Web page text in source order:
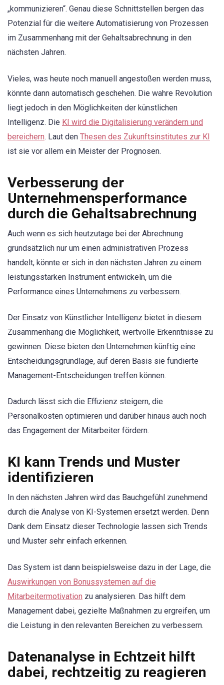
„kommunizieren“. Genau diese Schnittstellen bergen das
Potenzial für die weitere Automatisierung von Prozessen
im Zusammenhang mit der Gehaltsabrechnung in den
nächsten Jahren.
Vieles, was heute noch manuell angestoßen werden muss,
könnte dann automatisch geschehen. Die wahre Revolution
liegt jedoch in den Möglichkeiten der künstlichen
Intelligenz. Die KI wird die Digitalisierung verändern und
bereichern. Laut den Thesen des Zukunftsinstitutes zur KI
ist sie vor allem ein Meister der Prognosen.
Verbesserung der
Unternehmensperformance
durch die Gehaltsabrechnung
Auch wenn es sich heutzutage bei der Abrechnung
grundsätzlich nur um einen administrativen Prozess
handelt, könnte er sich in den nächsten Jahren zu einem
leistungsstarken Instrument entwickeln, um die
Performance eines Unternehmens zu verbessern.
Der Einsatz von Künstlicher Intelligenz bietet in diesem
Zusammenhang die Möglichkeit, wertvolle Erkenntnisse zu
gewinnen. Diese bieten den Unternehmen künftig eine
Entscheidungsgrundlage, auf deren Basis sie fundierte
Management-Entscheidungen treffen können.
Dadurch lässt sich die Effizienz steigern, die
Personalkosten optimieren und darüber hinaus auch noch
das Engagement der Mitarbeiter fördern.
KI kann Trends und Muster
identifizieren
In den nächsten Jahren wird das Bauchgefühl zunehmend
durch die Analyse von KI-Systemen ersetzt werden. Denn
Dank dem Einsatz dieser Technologie lassen sich Trends
und Muster sehr einfach erkennen.
Das System ist dann beispielsweise dazu in der Lage, die
Auswirkungen von Bonussystemen auf die
Mitarbeitermotivation zu analysieren. Das hilft dem
Management dabei, gezielte Maßnahmen zu ergreifen, um
die Leistung in den relevanten Bereichen zu verbessern.
Datenanalyse in Echtzeit hilft
dabei, rechtzeitig zu reagieren